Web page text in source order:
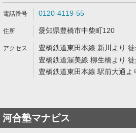
0120-4119-55
愛知県豊橋市中柴町120
豊橋鉄道東田本線 新川より
豊橋鉄道渥美線 柳生橋より
豊橋鉄道東田本線 駅前大通よ
河合塾マナビス